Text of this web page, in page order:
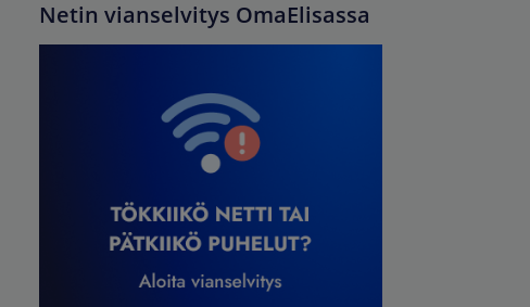
Netin vianselvitys OmaElisassa